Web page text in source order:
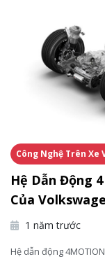
Công Nghệ Trên Xe
Hệ Dẫn Động
Của
1 năm trước
Hệ dẫn động